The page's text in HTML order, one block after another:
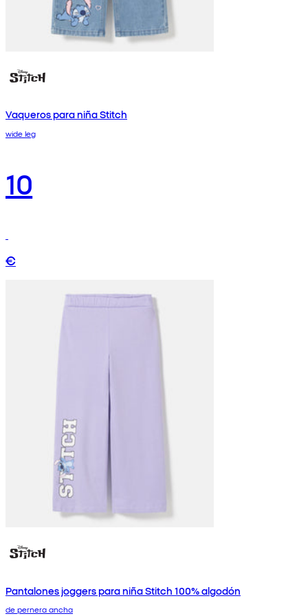
Vaqueros para niña Stitch
wide leg
10
€
Pantalones joggers para niña Stitch 100% algodón
de pernera ancha